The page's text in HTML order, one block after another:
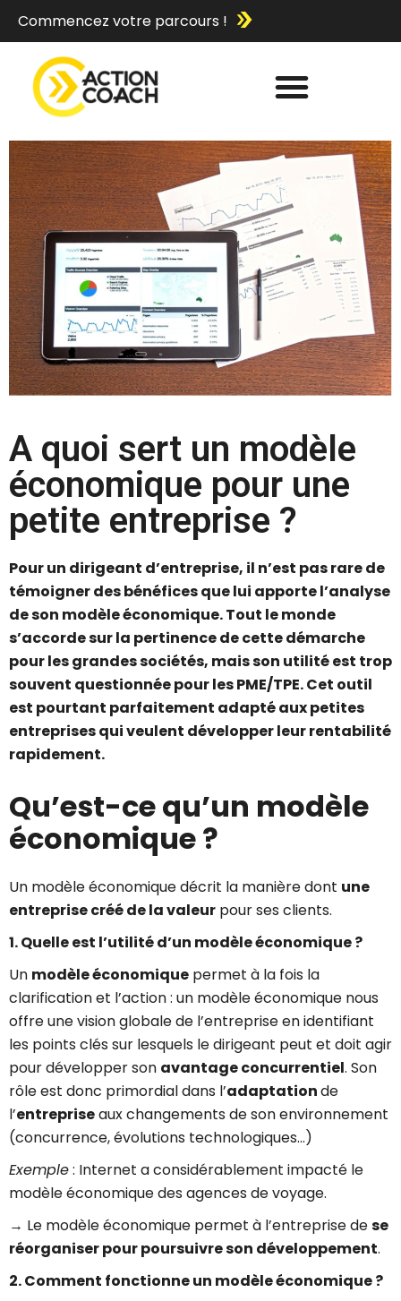
Commencez votre parcours !
A quoi sert un modèle
économique pour une
petite entreprise ?
Pour un dirigeant d’entreprise, il n’est pas rare de
témoigner des bénéfices que lui apporte l’analyse
de son modèle économique. Tout le monde
s’accorde sur la pertinence de cette démarche
pour les grandes sociétés, mais son utilité est trop
souvent questionnée pour les PME/TPE. Cet outil
est pourtant parfaitement adapté aux petites
entreprises qui veulent développer leur rentabilité
rapidement.
Qu’est-ce qu’un modèle
économique ?
Un modèle économique décrit la manière dont une
entreprise créé de la valeur pour ses clients.
1. Quelle est l’utilité d’un modèle économique ?
Un modèle économique permet à la fois la
clarification et l’action : un modèle économique nous
offre une vision globale de l’entreprise en identifiant
les points clés sur lesquels le dirigeant peut et doit agir
pour développer son avantage concurrentiel. Son
rôle est donc primordial dans l’adaptationde
l’entrepriseaux changements de son environnement
(concurrence, évolutions technologiques…)
Exemple: Internet a considérablement impacté le
modèle économique des agences de voyage.
→ Le modèle économique permet à l’entreprise dese
réorganiser pour poursuivre son développement.
2. Comment fonctionne un modèle économique ?